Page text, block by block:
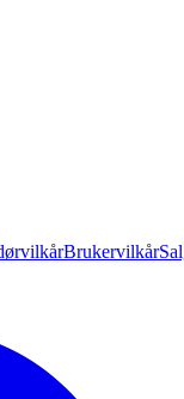
Brukervilkår